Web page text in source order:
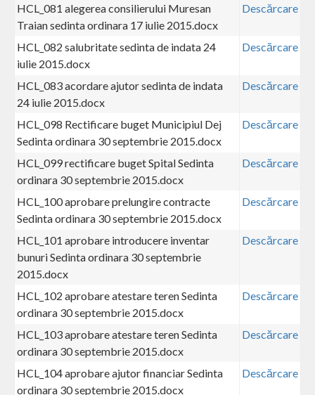
HCL_081 alegerea consilierului Muresan
Traian sedinta ordinara 17 iulie 2015.docx
Descărcare
HCL_082 salubritate sedinta de indata 24
iulie 2015.docx
Descărcare
HCL_083 acordare ajutor sedinta de indata
24 iulie 2015.docx
Descărcare
HCL_098 Rectificare buget Municipiul Dej
Sedinta ordinara 30 septembrie 2015.docx
Descărcare
HCL_099 rectificare buget Spital Sedinta
ordinara 30 septembrie 2015.docx
Descărcare
HCL_100 aprobare prelungire contracte
Sedinta ordinara 30 septembrie 2015.docx
Descărcare
HCL_101 aprobare introducere inventar
bunuri Sedinta ordinara 30 septembrie
2015.docx
Descărcare
HCL_102 aprobare atestare teren Sedinta
ordinara 30 septembrie 2015.docx
Descărcare
HCL_103 aprobare atestare teren Sedinta
ordinara 30 septembrie 2015.docx
Descărcare
HCL_104 aprobare ajutor financiar Sedinta
ordinara 30 septembrie 2015.docx
Descărcare